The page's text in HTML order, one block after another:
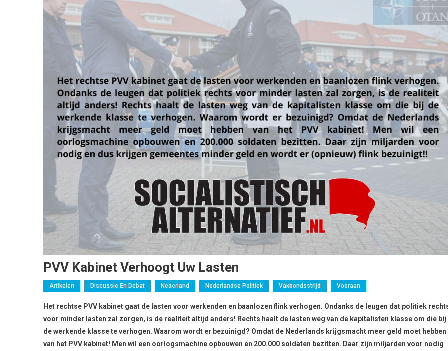
PVV Kabinet Verhoogt Uw Lasten
Artikelen Discussie En Debat Nederland Nederlandse Politiek Vakbondsstrijd Vooraan
Het rechtse PVV kabinet gaat de lasten voor werkenden en baanlozen flink verhogen. Ondanks de leugen dat politiek
voor minder lasten zal zorgen, is de realiteit altijd anders! Rechts haalt de lasten weg van de kapitalisten klasse om die bij
de werkende klasse te verhogen. Waarom wordt er bezuinigd? Omdat de Nederlands krijgsmacht meer geld moet hebben
van het PVV kabinet! Men wil een oorlogsmachine opbouwen en 200.000 soldaten bezitten. Daar zijn miljarden voor nodig